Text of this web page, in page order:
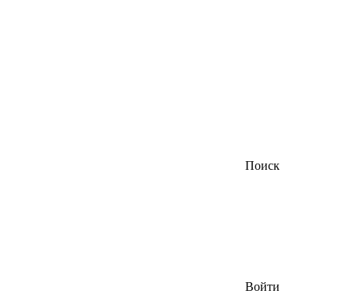
Поиск
Войти